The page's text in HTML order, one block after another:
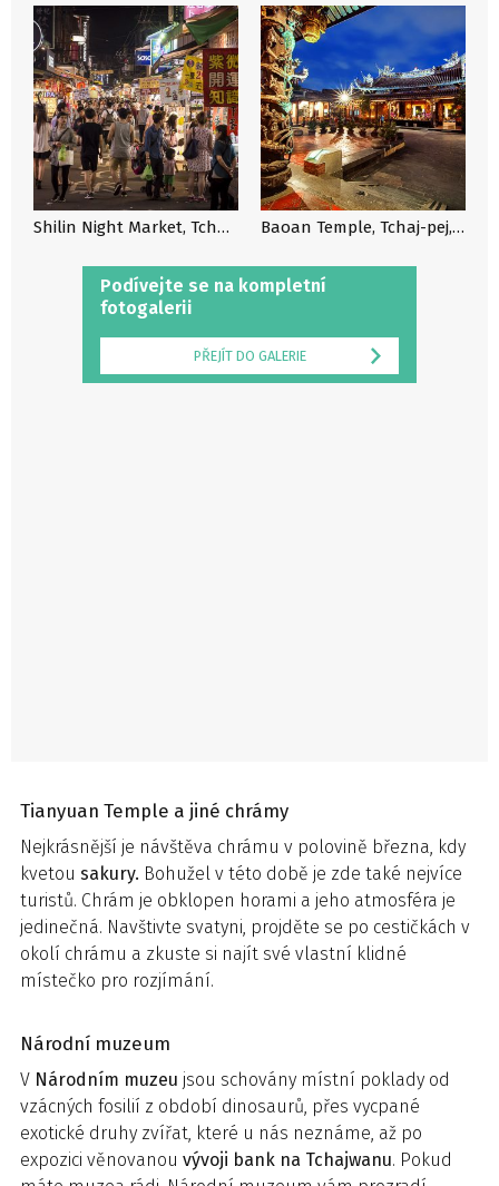
Podívejte se na kompletní
fotogalerii
PŘEJÍT DO GALERIE
Shilin Night Market, Tchaj-pej, Tchai-wan Baoan Temple, Tchaj-pej, Tchai-wan
Tianyuan Temple a jiné chrámy
Nejkrásnější je návštěva chrámu v polovině března, kdy
kvetou sakury. Bohužel v této době je zde také nejvíce
turistů. Chrám je obklopen horami a jeho atmosféra je
jedinečná. Navštivte svatyni, projděte se po cestičkách v
okolí chrámu a zkuste si najít své vlastní klidné
místečko pro rozjímání.
Národní muzeum
V Národním muzeu jsou schovány místní poklady od
vzácných fosilií z období dinosaurů, přes vycpané
exotické druhy zvířat, které u nás neznáme, až po
expozici věnovanou vývoji bank na Tchajwanu. Pokud